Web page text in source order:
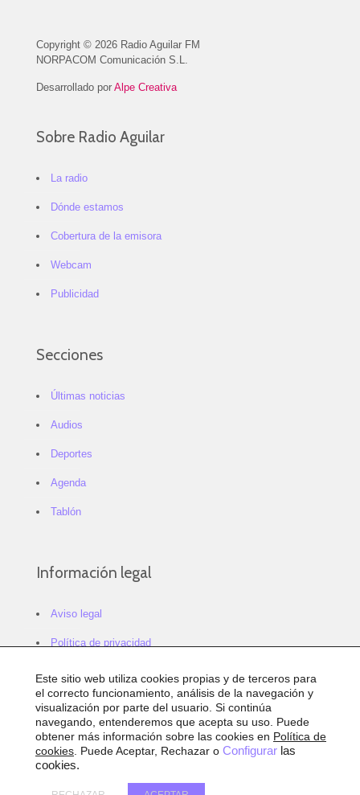
Copyright © 2026 Radio Aguilar FM
NORPACOM Comunicación S.L.
Desarrollado por Alpe Creativa
Sobre Radio Aguilar
La radio
Dónde estamos
Cobertura de la emisora
Webcam
Publicidad
Secciones
Últimas noticias
Audios
Deportes
Agenda
Tablón
Información legal
Aviso legal
Política de privacidad
Política de cookies
Configurar cookies
Sitemap
Accesibilidad
Este sitio web utiliza cookies propias y de terceros para
el correcto funcionamiento, análisis de la navegación y
visualización por parte del usuario. Si continúa
navegando, entenderemos que acepta su uso. Puede
obtener más información sobre las cookies en Política de
cookies . Puede Aceptar, Rechazar o Configurar las
cookies.